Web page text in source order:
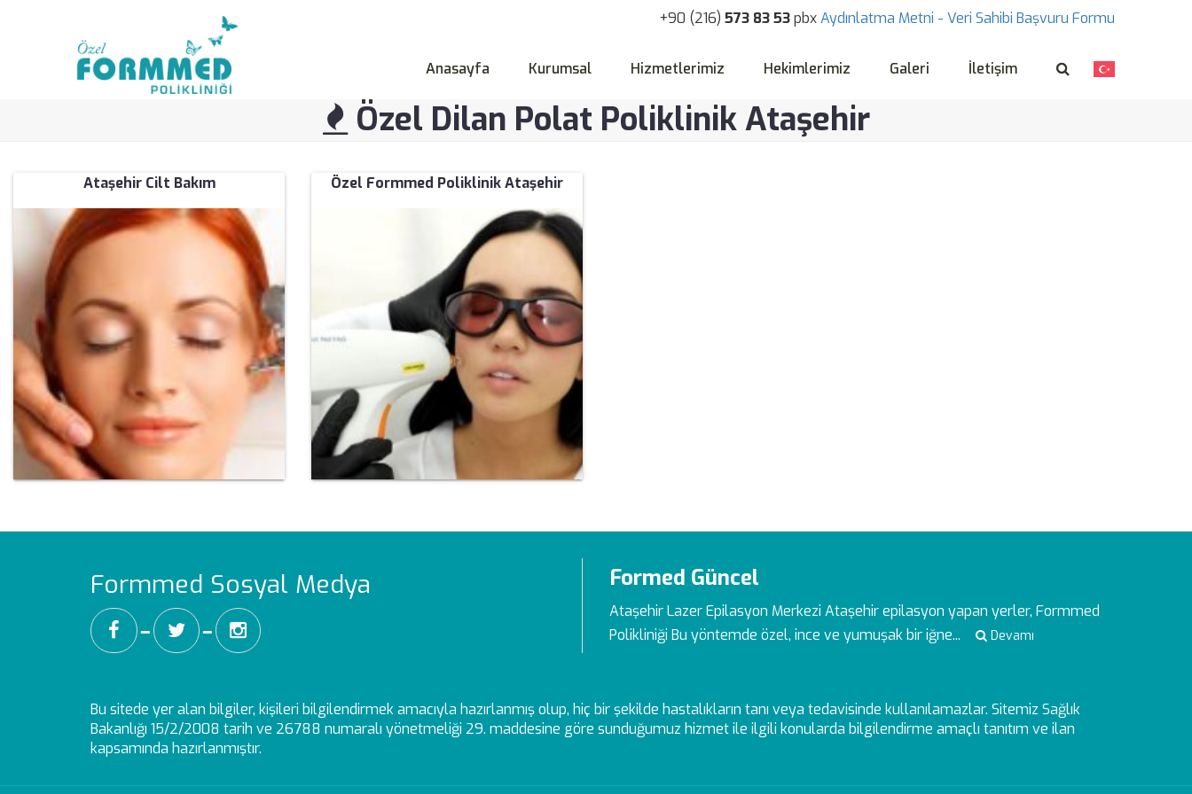
+90 (216) 573 83 53pbxAydınlatma Metni - Veri Sahibi Başvuru Formu
Anasayfa Kurumsal Hizmetlerimiz Hekimlerimiz Galeri İletişim
Özel Dilan Polat Poliklinik Ataşehir
Ataşehir Cilt Bakım Özel Formmed Poliklinik Ataşehir
Formmed Sosyal Medya
━ ━
Formed Güncel
Ataşehir Lazer Epilasyon Merkezi Ataşehir epilasyon yapan yerler, Formmed
Polikliniği Bu yöntemde özel, ince ve yumuşak bir iğne...
Devamı
Bu sitede yer alan bilgiler, kişileri bilgilendirmek amacıyla hazırlanmış olup, hiç bir şekilde hastalıkların tanı veya tedavisinde kullanılamazlar. Sitemiz Sağlık
Bakanlığı 15/2/2008 tarih ve 26788 numaralı yönetmeliği 29. maddesine göre sunduğumuz hizmet ile ilgili konularda bilgilendirme amaçlı tanıtım ve ilan
kapsamında hazırlanmıştır.